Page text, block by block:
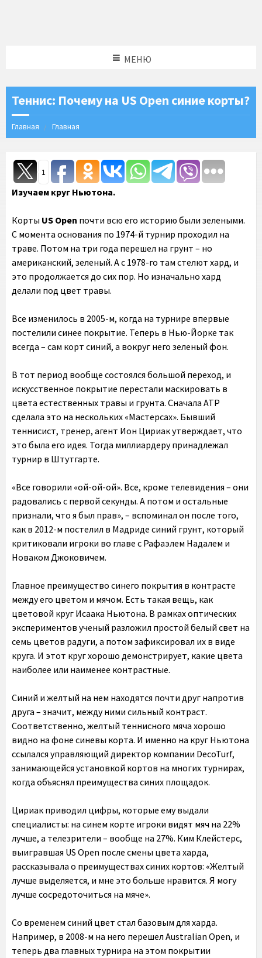
МЕНЮ
Теннис: Почему на US Open синие корты?
Главная Главная
1
Изучаем круг Ньютона.
Корты US Open почти всю его историю были зелеными.
С момента основания по 1974-й турнир проходил на
траве. Потом на три года перешел на грунт – но
американский, зеленый. А с 1978-го там стелют хард, и
это продолжается до сих пор. Но изначально хард
делали под цвет травы.
Все изменилось в 2005-м, когда на турнире впервые
постелили синее покрытие. Теперь в Нью-Йорке так
всегда – сам корт синий, а вокруг него зеленый фон.
В тот период вообще состоялся большой переход, и
искусственное покрытие перестали маскировать в
цвета естественных травы и грунта. Сначала ATP
сделала это на нескольких «Мастерсах». Бывший
теннисист, тренер, агент Ион Цириак утверждает, что
это была его идея. Тогда миллиардеру принадлежал
турнир в Штутгарте.
«Все говорили «ой-ой-ой». Все, кроме телевидения – они
радовались с первой секунды. А потом и остальные
признали, что я был прав», – вспоминал он после того,
как в 2012-м постелил в Мадриде синий грунт, который
критиковали игроки во главе с Рафаэлем Надалем и
Новаком Джоковичем.
Главное преимущество синего покрытия в контрасте
между его цветом и мячом. Есть такая вещь, как
цветовой круг Исаака Ньютона. В рамках оптических
экспериментов ученый разложил простой белый свет на
семь цветов радуги, а потом зафиксировал их в виде
круга. И этот круг хорошо демонстрирует, какие цвета
наиболее или наименее контрастные.
Синий и желтый на нем находятся почти друг напротив
друга – значит, между ними сильный контраст.
Соответственно, желтый теннисного мяча хорошо
видно на фоне синевы корта. И именно на круг Ньютона
ссылался управляющий директор компании DecoTurf,
занимающейся установкой кортов на многих турнирах,
когда объяснял преимущества синих площадок.
Цириак приводил цифры, которые ему выдали
специалисты: на синем корте игроки видят мяч на 22%
лучше, а телезрители – вообще на 27%. Ким Клейстерс,
выигравшая US Open после смены цвета харда,
рассказывала о преимуществах синих кортов: «Желтый
лучше выделяется, и мне это больше нравится. Я могу
лучше сосредоточиться на мяче».
Со временем синий цвет стал базовым для харда.
Например, в 2008-м на него перешел Australian Open, и
теперь два главных турнира на этом покрытии